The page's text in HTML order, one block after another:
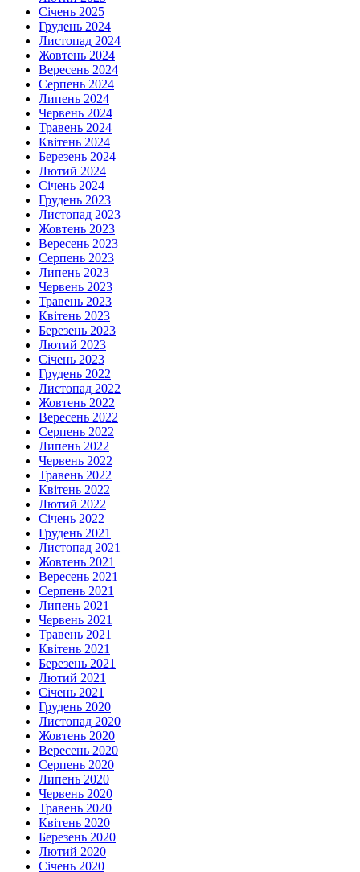
Січень 2025
Грудень 2024
Листопад 2024
Жовтень 2024
Вересень 2024
Серпень 2024
Липень 2024
Червень 2024
Травень 2024
Квітень 2024
Березень 2024
Лютий 2024
Січень 2024
Грудень 2023
Листопад 2023
Жовтень 2023
Вересень 2023
Серпень 2023
Липень 2023
Червень 2023
Травень 2023
Квітень 2023
Березень 2023
Лютий 2023
Січень 2023
Грудень 2022
Листопад 2022
Жовтень 2022
Вересень 2022
Серпень 2022
Липень 2022
Червень 2022
Травень 2022
Квітень 2022
Лютий 2022
Січень 2022
Грудень 2021
Листопад 2021
Жовтень 2021
Вересень 2021
Серпень 2021
Липень 2021
Червень 2021
Травень 2021
Квітень 2021
Березень 2021
Лютий 2021
Січень 2021
Грудень 2020
Листопад 2020
Жовтень 2020
Вересень 2020
Серпень 2020
Липень 2020
Червень 2020
Травень 2020
Квітень 2020
Березень 2020
Лютий 2020
Січень 2020